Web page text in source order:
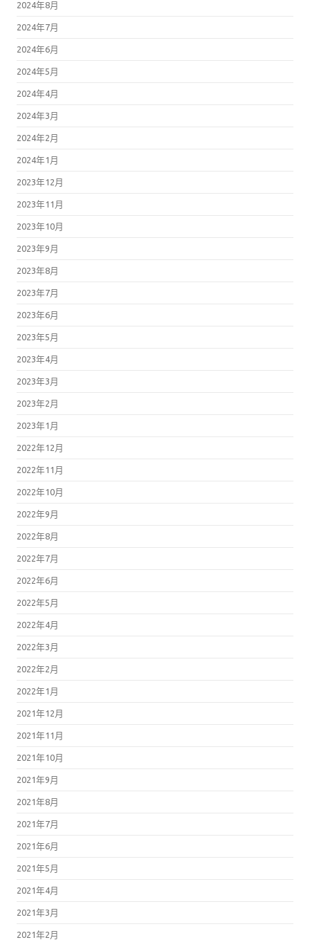
2024年8月
2024年7月
2024年6月
2024年5月
2024年4月
2024年3月
2024年2月
2024年1月
2023年12月
2023年11月
2023年10月
2023年9月
2023年8月
2023年7月
2023年6月
2023年5月
2023年4月
2023年3月
2023年2月
2023年1月
2022年12月
2022年11月
2022年10月
2022年9月
2022年8月
2022年7月
2022年6月
2022年5月
2022年4月
2022年3月
2022年2月
2022年1月
2021年12月
2021年11月
2021年10月
2021年9月
2021年8月
2021年7月
2021年6月
2021年5月
2021年4月
2021年3月
2021年2月